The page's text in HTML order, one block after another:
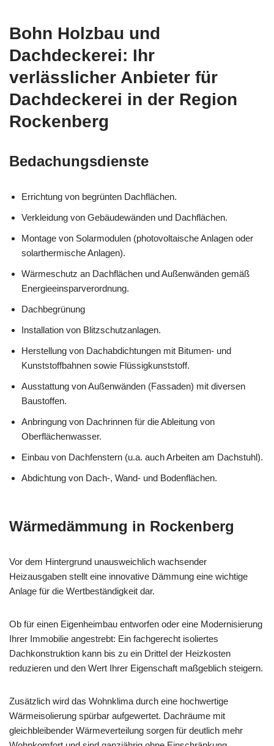
Bohn Holzbau und
Dachdeckerei: Ihr
verlässlicher Anbieter für
Dachdeckerei in der Region
Rockenberg
Bedachungsdienste
Errichtung von begrünten Dachflächen.
Verkleidung von Gebäudewänden und Dachflächen.
Montage von Solarmodulen (photovoltaische Anlagen oder
solarthermische Anlagen).
Wärmeschutz an Dachflächen und Außenwänden gemäß
Energieeinsparverordnung.
Dachbegrünung
Installation von Blitzschutzanlagen.
Herstellung von Dachabdichtungen mit Bitumen- und
Kunststoffbahnen sowie Flüssigkunststoff.
Ausstattung von Außenwänden (Fassaden) mit diversen
Baustoffen.
Anbringung von Dachrinnen für die Ableitung von
Oberflächenwasser.
Einbau von Dachfenstern (u.a. auch Arbeiten am Dachstuhl).
Abdichtung von Dach-, Wand- und Bodenflächen.
Wärmedämmung in Rockenberg
Vor dem Hintergrund unausweichlich wachsender
Heizausgaben stellt eine innovative Dämmung eine wichtige
Anlage für die Wertbeständigkeit dar.
Ob für einen Eigenheimbau entworfen oder eine Modernisierung
Ihrer Immobilie angestrebt: Ein fachgerecht isoliertes
Dachkonstruktion kann bis zu ein Drittel der Heizkosten
reduzieren und den Wert Ihrer Eigenschaft maßgeblich steigern.
Zusätzlich wird das Wohnklima durch eine hochwertige
Wärmeisolierung spürbar aufgewertet. Dachräume mit
gleichbleibender Wärmeverteilung sorgen für deutlich mehr